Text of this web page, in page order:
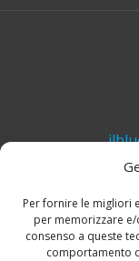
Per fornire le migliori
per memorizzare
consenso a queste
comportamento